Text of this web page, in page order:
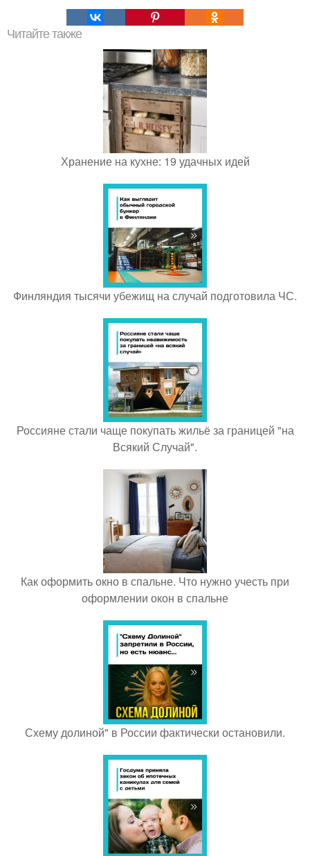
Читайте также
Хранение на кухне: 19 удачных идей
Финляндия тысячи убежищ на случай подготовила ЧС.
Россияне стали чаще покупать жильё за границей "на
Всякий Случай".
Как оформить окно в спальне. Что нужно учесть при
оформлении окон в спальне
Схему долиной" в России фактически остановили.